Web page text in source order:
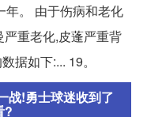
年。 由于伤病和老化
重老化,皮蓬严重背
据如下:... 19。
战!勇士球迷收到了
?